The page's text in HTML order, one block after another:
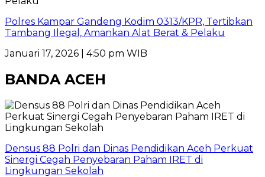
Polres Kampar Gandeng Kodim 0313/KPR, Tertibkan
Tambang Ilegal, Amankan Alat Berat & Pelaku
Januari 17, 2026 | 4:50 pm WIB
BANDA ACEH
Densus 88 Polri dan Dinas Pendidikan Aceh Perkuat
Sinergi Cegah Penyebaran Paham IRET di
Lingkungan Sekolah